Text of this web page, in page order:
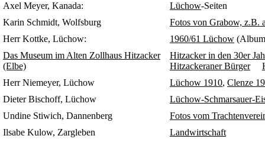
Axel Meyer, Kanada:
Lüchow-Seiten
Karin Schmidt, Wolfsburg
Fotos von Grabow, z.B.
Herr Kottke, Lüchow:
1960/61 Lüchow
Das Museum im Alten Zollhaus Hitzacker
(Elbe)
Hitzacker in den 30er
Hitzackeraner Bürger
Herr Niemeyer, Lüchow
Lüchow 1910, Clenze
Dieter Bischoff, Lüchow
Lüchow-Schmarsauer-
Undine Stiwich, Dannenberg
Fotos vom
Ilsabe Kulow, Zargleben
Landwirtschaft